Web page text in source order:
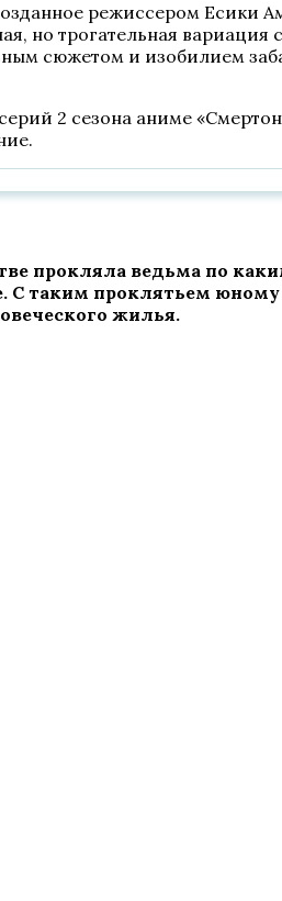
режиссером Есики
но трогательная
сюжетом и изобилием
2 сезона аниме
прокляла ведьма по
С таким проклятьем
жилья.